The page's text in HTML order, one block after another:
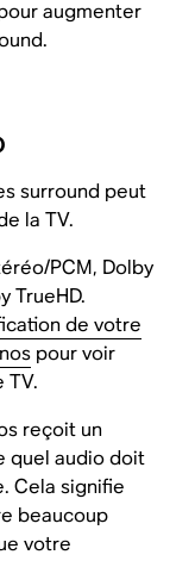
augmenter
surround peut
la TV.
PCM, Dolby
TrueHD.
de votre
pour voir
TV.
reçoit un
quel audio doit
Cela signifie
beaucoup
votre